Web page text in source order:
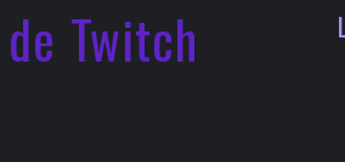
Twitch